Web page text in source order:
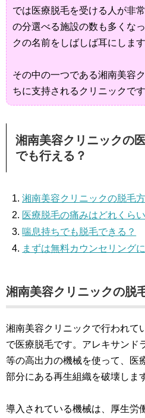
では医療脱毛を受ける人が非
の分選べる施設の数も多くな
クの名前をしばしば耳にします
その中の一つである湘南美容
ちに支持されるクリニックです
湘南美容クリニックの
でも行える？
湘南美容クリニックの脱毛
医療脱毛の痛みはどれくら
喘息持ちでも脱毛できる？
まずは無料カウンセリング
湘南美容クリニックの脱
湘南美容クリニックで行われて
で医療脱毛です。アレキサンド
等の高出力の機械を使って、医
部分にある再生組織を破壊しま
導入されている機械は、厚生労